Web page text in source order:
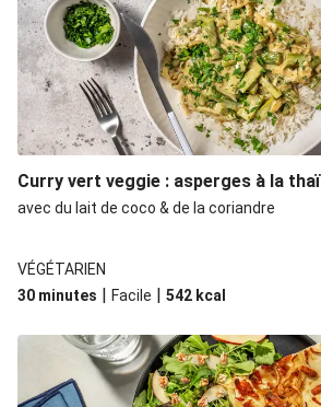
Curry vert veggie : asperges à la thaï
avec du lait de coco & de la coriandre
VÉGÉTARIEN
30 minutes | Facile | 542 kcal